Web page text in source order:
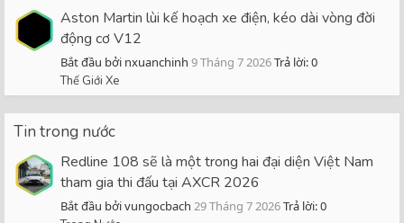
Aston Martin lùi kế hoạch xe điện, kéo dài vòng đời
động cơ V12
Bắt đầu bởi nxuanchinh 9 Tháng 7 2026Trả lời: 0
Thế Giới Xe
Tin trong nước
Redline 108 sẽ là một trong hai đại diện Việt Nam
tham gia thi đấu tại AXCR 2026
Bắt đầu bởi vungocbach 29 Tháng 7 2026Trả lời: 0